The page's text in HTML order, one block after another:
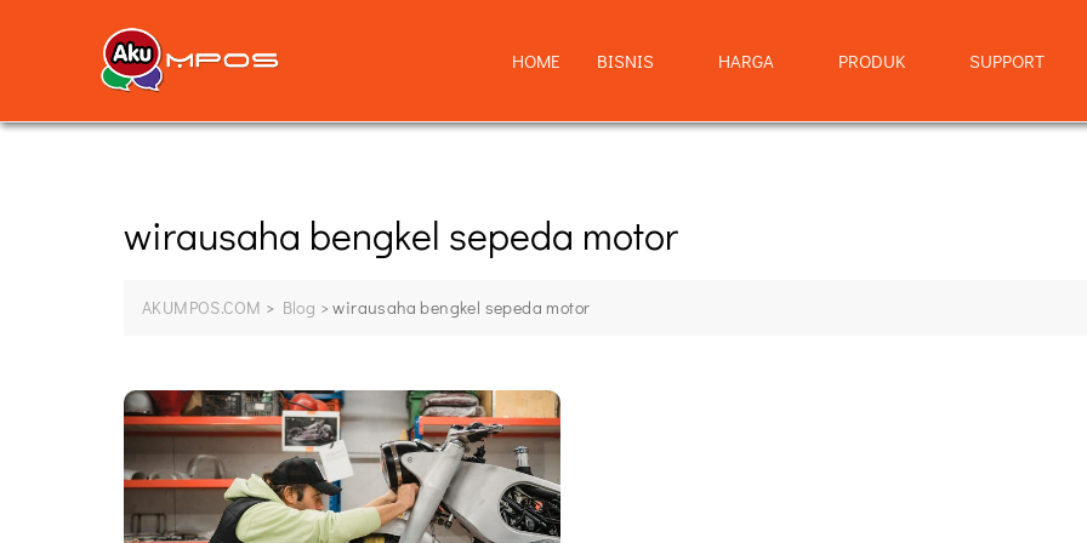
HOME BISNIS HARGA PRODUK SUPPORT
wirausaha bengkel sepeda motor
AKUMPOS.COM > Blog >wirausaha bengkel sepeda motor